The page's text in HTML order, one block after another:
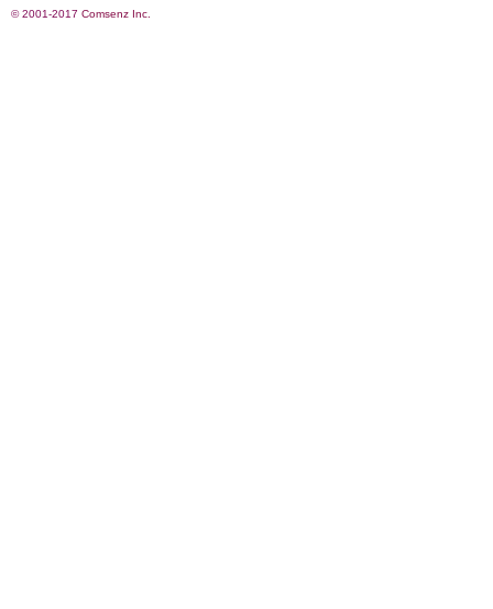
© 2001-2017 Comsenz Inc.